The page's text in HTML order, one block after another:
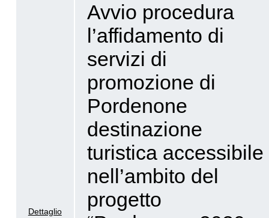
Dettaglio
Avvio procedura
l’affidamento di
servizi di
promozione di
Pordenone
destinazione
turistica accessibile
nell’ambito del
progetto